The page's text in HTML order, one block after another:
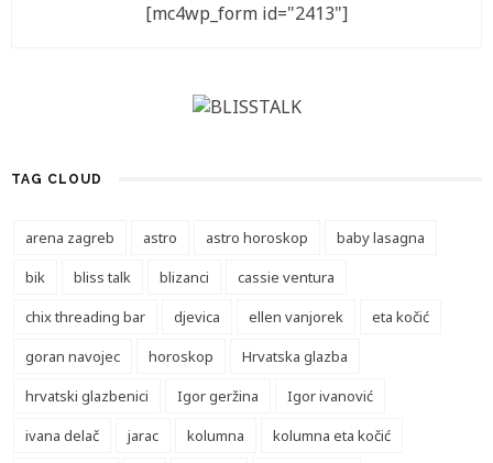
[mc4wp_form id="2413"]
TAG CLOUD
arena zagreb astro astro horoskop
baby lasagna
bik
bliss talk blizanci
cassie ventura
chix threading bar
djevica ellen vanjorek
eta kočić
goran navojec
horoskop
Hrvatska glazba
hrvatski glazbenici
Igor geržina
Igor ivanović
ivana delač
jarac kolumna
kolumna eta kočić